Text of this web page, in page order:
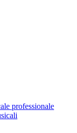
professionale